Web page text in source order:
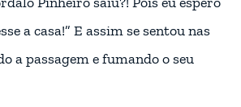
a casa!” E assim se sentou nas
a passagem e fumando o seu